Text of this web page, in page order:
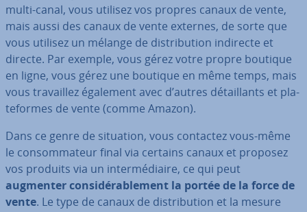
multi-canal, vous utilisez vos propres canaux de vente,
mais aussi des canaux de vente externes, de sorte que
vous utilisez un mélange de dis­tri­bu­tion indirecte et
directe. Par exemple, vous gérez votre propre boutique
en ligne, vous gérez une boutique en même temps, mais
vous tra­vail­lez également avec d’autres dé­tail­lants et pla­
te­formes de vente (comme Amazon).
Dans ce genre de situation, vous contactez vous-même
le con­som­ma­teur final via certains canaux et proposez
vos produits via un in­ter­mé­diaire, ce qui peut
augmenter con­si­dé­ra­ble­ment la portée de la force de
vente. Le type de canaux de dis­tri­bu­tion et la mesure